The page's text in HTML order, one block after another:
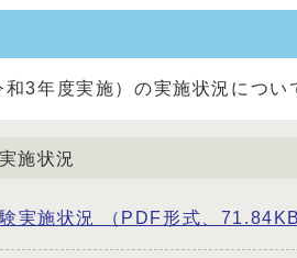
3年度実施）の実施状況につい
施状況
実施状況 （PDF形式、71.84KB